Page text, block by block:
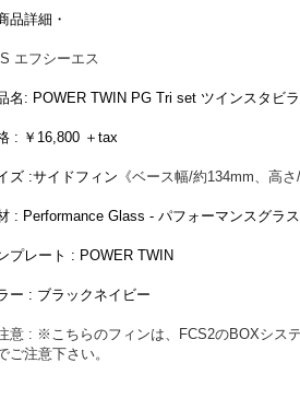
品詳細・
エフシーエス
名: POWER TWIN PG Tri set ツインスタビ
: ￥16,800 ＋tax
ズ :サイドフィン 《ベース幅/約134mm、高
: Performance Glass - パフォーマンスグラス
プレート : POWER TWIN
ー : ブラックネイビー
意 : ※こちらのフィンは、FCS2のBOXシス
ご注意下さい。